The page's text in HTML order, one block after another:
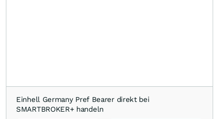
Einhell Germany Pref Bearer direkt bei
SMARTBROKER+ handeln